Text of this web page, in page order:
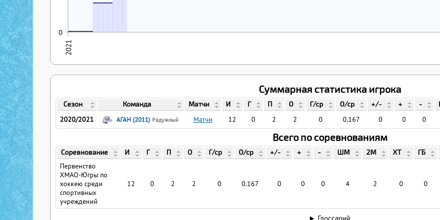
0
2021
Суммарная статистика игрока
Сезон Команда Матчи И Г П О Г/ср О/ср +/- + -
2020/2021 АГАН (2011) Радужный Матчи 12 0 2 2 0 0.167 0 0 0
Всего по соревнованиям
Соревнование И Г П О Г/ср О/ср +/- + - ШМ 2М ХТ ГБ
Первенство
ХМАО-Югры по
хоккею среди
спортивных
учреждений
12 0 2 2 0 0.167 0 0 0 4 2 0 0